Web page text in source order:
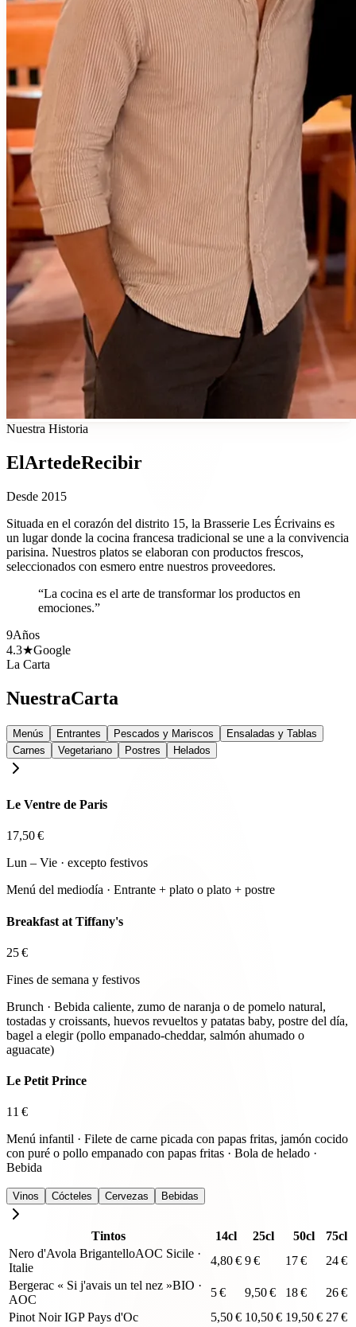
Nuestra Historia
ElArtedeRecibir
Desde 2015
Situada en el corazón del distrito 15, la Brasserie Les Écrivains es
un lugar donde la cocina francesa tradicional se une a la convivencia
parisina. Nuestros platos se elaboran con productos frescos,
seleccionados con esmero entre nuestros proveedores.
“La cocina es el arte de transformar los productos en
emociones.”
9Años
4.3★Google
La Carta
NuestraCarta
Menús Entrantes Pescados y Mariscos
Ensaladas y Tablas
Carnes
Vegetariano Postres Helados
Le Ventre de Paris
17,50€
Lun – Vie · excepto festivos
Menú del mediodía · Entrante + plato o plato + postre
Breakfast at Tiffany's
25€
Fines de semana y festivos
Brunch · Bebida caliente, zumo de naranja o de pomelo natural,
tostadas y croissants, huevos revueltos y patatas baby, postre del día,
bagel a elegir (pollo empanado-cheddar, salmón ahumado o
aguacate)
Le Petit Prince
11 €
Menú infantil · Filete de carne picada con papas fritas, jamón cocido
con puré o pollo empanado con papas fritas · Bola de helado ·
Bebida
Vinos Cócteles Cervezas Bebidas
Tintos 14cl 25cl 50cl
75cl
Nero d'Avola BrigantelloAOC Sicile ·
Italie
4,80€ 9€ 17€ 24€
Bergerac « Si j'avais un tel nez »BIO ·
AOC
5€ 9,50€ 18€ 26€
Pinot Noir IGP Pays d'Oc
5,50€ 10,50€ 19,50€ 27€